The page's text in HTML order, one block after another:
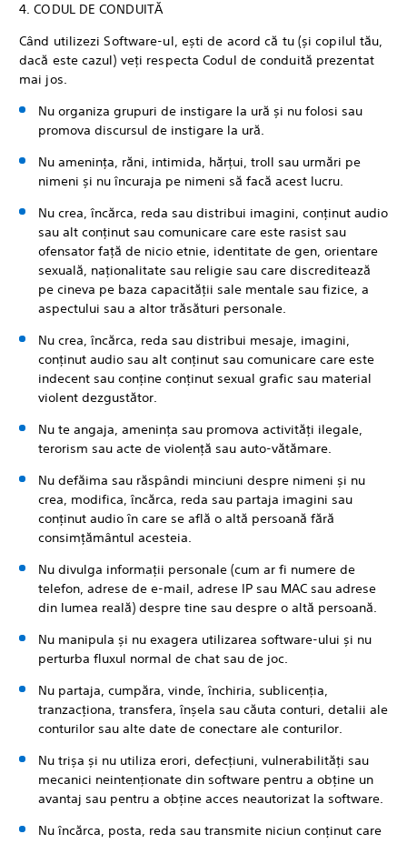
4. CODUL DE CONDUITĂ
Când utilizezi Software-ul, ești de acord că tu (și copilul tău,
dacă este cazul) veți respecta Codul de conduită prezentat
mai jos.
Nu organiza grupuri de instigare la ură și nu folosi sau
promova discursul de instigare la ură.
Nu amenința, răni, intimida, hărțui, troll sau urmări pe
nimeni și nu încuraja pe nimeni să facă acest lucru.
Nu crea, încărca, reda sau distribui imagini, conținut audio
sau alt conținut sau comunicare care este rasist sau
ofensator față de nicio etnie, identitate de gen, orientare
sexuală, naționalitate sau religie sau care discreditează
pe cineva pe baza capacității sale mentale sau fizice, a
aspectului sau a altor trăsături personale.
Nu crea, încărca, reda sau distribui mesaje, imagini,
conținut audio sau alt conținut sau comunicare care este
indecent sau conține conținut sexual grafic sau material
violent dezgustător.
Nu te angaja, amenința sau promova activități ilegale,
terorism sau acte de violență sau auto-vătămare.
Nu defăima sau răspândi minciuni despre nimeni și nu
crea, modifica, încărca, reda sau partaja imagini sau
conținut audio în care se află o altă persoană fără
consimțământul acesteia.
Nu divulga informații personale (cum ar fi numere de
telefon, adrese de e-mail, adrese IP sau MAC sau adrese
din lumea reală) despre tine sau despre o altă persoană.
Nu manipula și nu exagera utilizarea software-ului și nu
perturba fluxul normal de chat sau de joc.
Nu partaja, cumpăra, vinde, închiria, sublicenția,
tranzacționa, transfera, înșela sau căuta conturi, detalii ale
conturilor sau alte date de conectare ale conturilor.
Nu trișa și nu utiliza erori, defecțiuni, vulnerabilități sau
mecanici neintenționate din software pentru a obține un
avantaj sau pentru a obține acces neautorizat la software.
Nu încărca, posta, reda sau transmite niciun conținut care